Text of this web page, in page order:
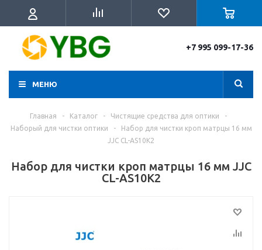
+7 995 099-17-36
МЕНЮ
Главная - Каталог - Чистящие средства для оптики
-
Наборый для чистки оптики
-
Набор для чистки кроп матрцы 16 мм
JJC CL-AS10K2
Набор для чистки кроп матрцы 16 мм JJC
CL-AS10K2